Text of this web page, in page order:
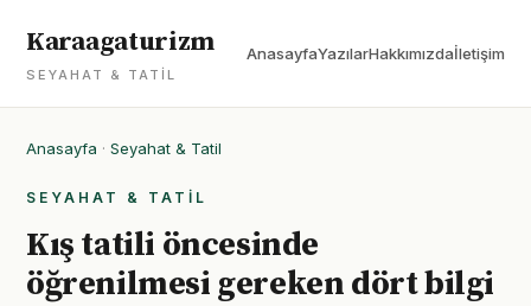
Karaagaturizm
SEYAHAT & TATIL
AnasayfaYazılarHakkımızdaİletişim
Anasayfa · Seyahat & Tatil
SEYAHAT & TATIL
Kış tatili öncesinde
öğrenilmesi gereken dört bilgi